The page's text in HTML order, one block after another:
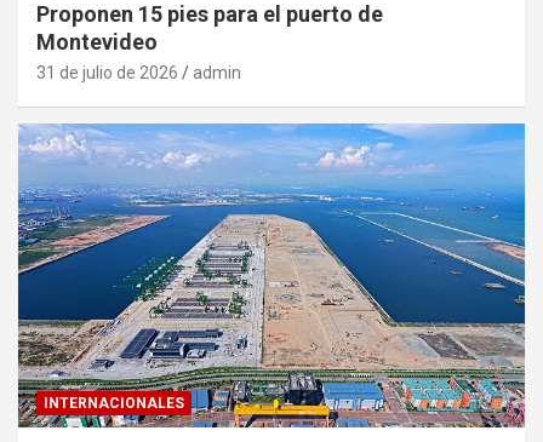
Proponen 15 pies para el puerto de
Montevideo
31 de julio de 2026 admin
INTERNACIONALES